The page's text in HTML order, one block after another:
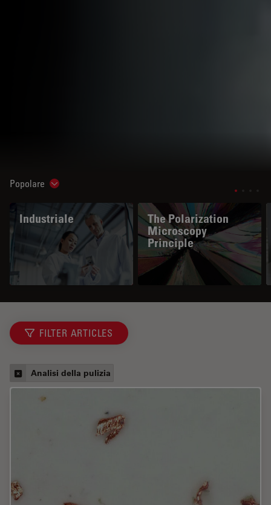
Popolare Show subnavigation
Industriale
The Polarization
Microscopy
Principle
FILTER ARTICLES
Analisi della pulizia